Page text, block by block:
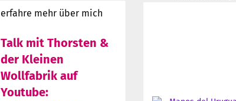
erfahre mehr über mich
Talk mit Thorsten &
der Kleinen
Wollfabrik auf
Youtube: